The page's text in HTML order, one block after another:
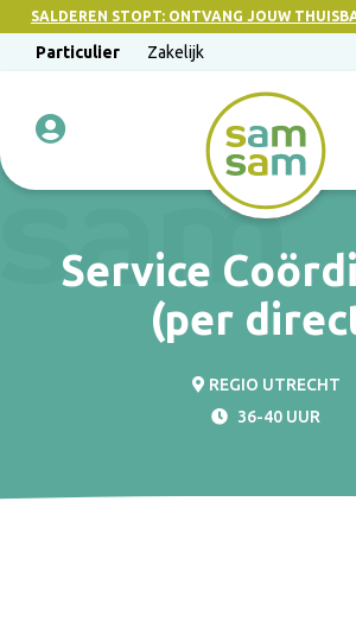
SALDEREN STOPT: ONTVANG JOUW
Particulier Zakelijk
Service
(per
REGIO UTRECHT
36-40 UUR